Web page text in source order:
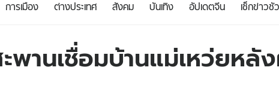
หวยไทย
สถิติหวยไทย
วัยรุ่น
การเมือง ต่างประเทศ สังคม บันเทิง อัปเดตจีน เช็กข่าวชั
พานเชื่อมบ้านแม่เหว่ยหลั